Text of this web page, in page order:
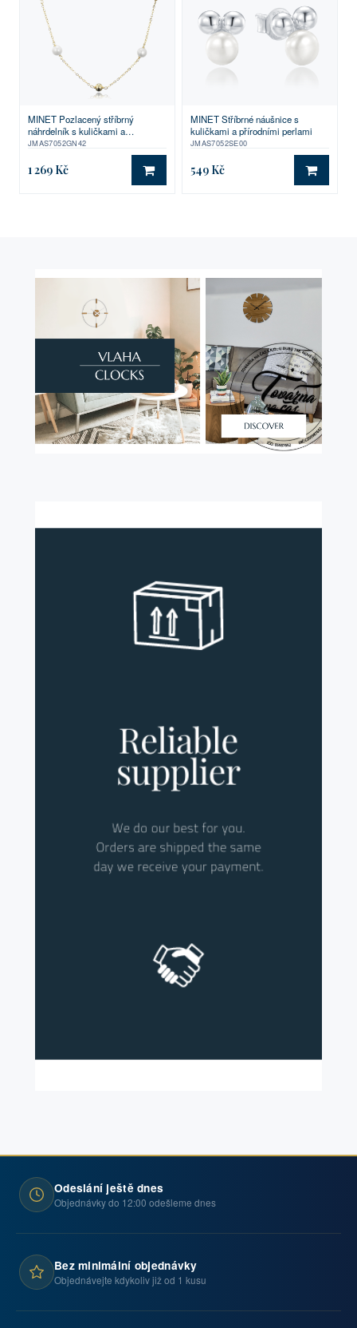
MINET Pozlacený stříbrný
náhrdelník s kuličkami a
přírodními perlami
JMAS7052GN42
1 269 Kč DO KOŠÍKU
MINET Stříbrné náušnice s
kuličkami a přírodními perlami
JMAS7052SE00
549 Kč DO
Odeslání ještě dnes
Objednávky do 12:00 odešleme dnes
Bez minimální objednávky
Objednávejte kdykoliv již od 1 kusu